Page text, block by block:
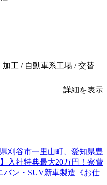
工 / 自動車系工場 / 交替
詳細を表示